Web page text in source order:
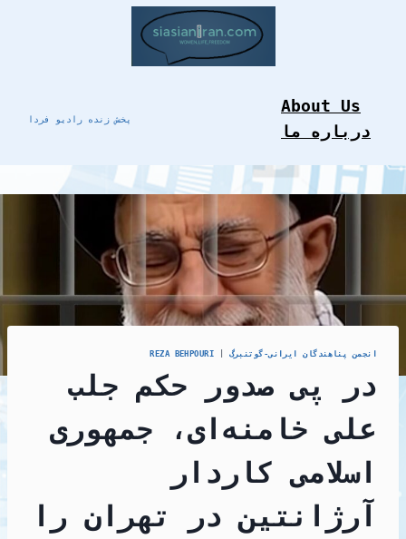
پخش زنده رادیو فردا
About Us
درباره ما
REZA BEHPOURI انجمن پناهندگان ايرانی-گوتنبرگ
در پی صدور حکم جلب
علی خامنه‌ای، جمهوری
اسلامی کاردار
آرژانتین در تهران را